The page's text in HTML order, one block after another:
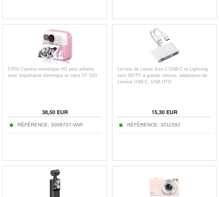
CP02 Caméra numérique HD pour enfants
avec imprimante thermique et carte TF 32G
38,50EUR
RÉFÉRENCE: 3008707-VAR
Lecteur de cartes 4-en-2 USB-C et Lightning
vers SD/TF à grande vitesse, adaptateur de
caméra USB-C, USB OTG
15,30EUR
RÉFÉRENCE: 3011592